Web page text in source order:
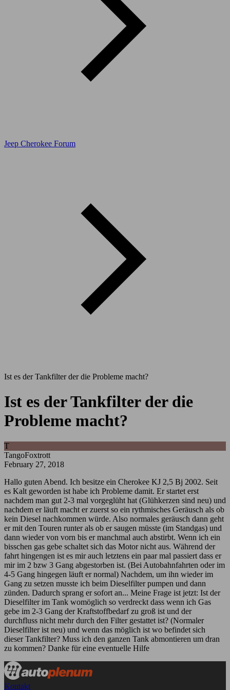
Jeep Cherokee Forum
Ist es der Tankfilter der die Probleme macht?
Ist es der Tankfilter der die
Probleme macht?
T
TangoFoxtrott
February 27, 2018
Hallo guten Abend. Ich besitze ein Cherokee KJ 2,5 Bj 2002. Seit
es Kalt geworden ist habe ich Probleme damit. Er startet erst
nachdem man gut 2-3 mal vorgeglüht hat (Glühkerzen sind neu) und
nachdem er läuft macht er zuerst so ein rythmisches Geräusch als ob
kein Diesel nachkommen würde. Also normales geräusch dann geht
er mit den Touren runter als ob er saugen müsste (im Standgas) und
dann wieder von vorn bis er manchmal auch abstirbt. Wenn ich ein
bisschen gas gebe schaltet sich das Motor nicht aus. Während der
fahrt hingengen ist es mir auch letztens ein paar mal passiert dass er
mir im 2 bzw 3 Gang abgestorben ist. (Bei Autobahnfahrten oder im
4-5 Gang hingegen läuft er normal) Nachdem, um ihn wieder im
Gang zu setzen musste ich beim Dieselfilter pumpen und dann
zünden. Dadurch sprang er sofort an... Meine Frage ist jetzt: Ist der
Dieselfilter im Tank womöglich so verdreckt dass wenn ich Gas
gebe im 2-3 Gang der Kraftstoffbedarf zu groß ist und der
durchfluss nicht mehr durch den Filter gestattet ist? (Normaler
Dieselfilter ist neu) und wenn das möglich ist wo befindet sich
dieser Tankfilter? Muss ich den ganzen Tank abmontieren um dran
zu kommen? Danke für eine eventuelle Hilfe
Kontakt